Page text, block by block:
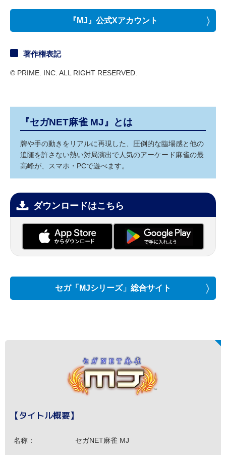
『MJ』公式Xアカウント
著作権表記
© PRIME. INC. ALL RIGHT RESERVED.
『セガNET麻雀 MJ』とは
牌や手の動きをリアルに再現した、圧倒的な臨場感と他の
追随を許さない熱い対局演出で人気のアーケード麻雀の最
高峰が、スマホ・PCで遊べます。
ダウンロードはこちら
セガ「MJシリーズ」総合サイト
【タイトル概要】
名称： セガNET麻雀 MJ